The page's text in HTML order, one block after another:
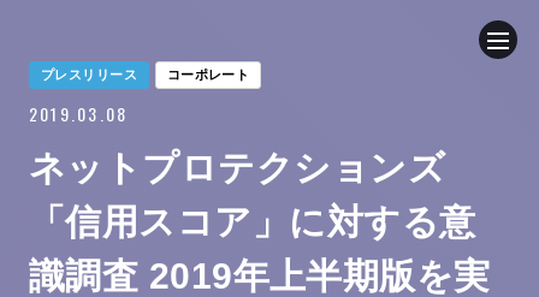
企業情報
ニュース
事業内容
プレスリリース コーポレート
2019.03.08
ネットプロテクションズ
「信用スコア」に対する意
識調査 2019年上半期版を実